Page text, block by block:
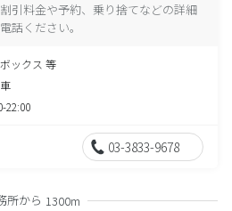
引料金や予約、乗り捨てなどの詳細
話ください。
ックス 等
22:00
03-3833-9678
所から 1300m